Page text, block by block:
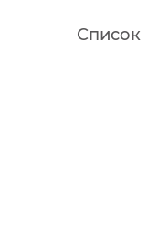
Список